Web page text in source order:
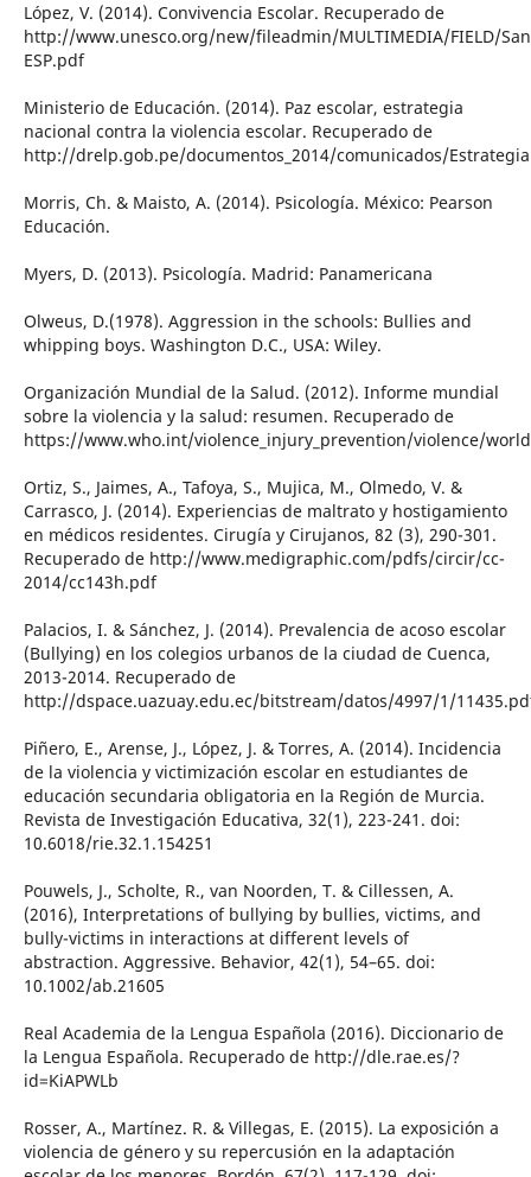
López, V. (2014). Convivencia Escolar. Recuperado de
http://www.unesco.org/new/fileadmin/MULTIMEDIA/FIELD/
ESP.pdf
Ministerio de Educación. (2014). Paz escolar, estrategia
nacional contra la violencia escolar. Recuperado de
http://drelp.gob.pe/documentos_2014/comunicados/
Morris, Ch. & Maisto, A. (2014). Psicología. México: Pearson
Educación.
Myers, D. (2013). Psicología. Madrid: Panamericana
Olweus, D.(1978). Aggression in the schools: Bullies and
whipping boys. Washington D.C., USA: Wiley.
Organización Mundial de la Salud. (2012). Informe mundial
sobre la violencia y la salud: resumen. Recuperado de
https://www.who.int/violence_injury_prevention/violence/
Ortiz, S., Jaimes, A., Tafoya, S., Mujica, M., Olmedo, V. &
Carrasco, J. (2014). Experiencias de maltrato y hostigamiento
en médicos residentes. Cirugía y Cirujanos, 82 (3), 290-301.
Recuperado de http://www.medigraphic.com/pdfs/circir/cc-
2014/cc143h.pdf
Palacios, I. & Sánchez, J. (2014). Prevalencia de acoso escolar
(Bullying) en los colegios urbanos de la ciudad de Cuenca,
2013-2014. Recuperado de
http://dspace.uazuay.edu.ec/bitstream/datos/4997/1/
Piñero, E., Arense, J., López, J. & Torres, A. (2014). Incidencia
de la violencia y victimización escolar en estudiantes de
educación secundaria obligatoria en la Región de Murcia.
Revista de Investigación Educativa, 32(1), 223-241. doi:
10.6018/rie.32.1.154251
Pouwels, J., Scholte, R., van Noorden, T. & Cillessen, A.
(2016), Interpretations of bullying by bullies, victims, and
bully-victims in interactions at different levels of
abstraction. Aggressive. Behavior, 42(1), 54–65. doi:
10.1002/ab.21605
Real Academia de la Lengua Española (2016). Diccionario de
la Lengua Española. Recuperado de http://dle.rae.es/?
id=KiAPWLb
Rosser, A., Martínez. R. & Villegas, E. (2015). La exposición a
violencia de género y su repercusión en la adaptación